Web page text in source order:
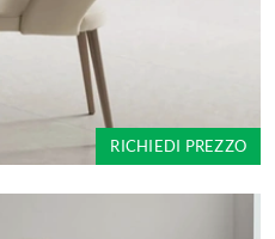
RICHIEDI PREZZO